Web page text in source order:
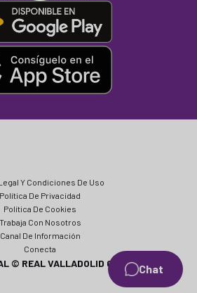
Chat
Y Condiciones De Uso
Política De Privacidad
Política De Cookies
Trabaja Con Nosotros
Canal De Información
Conecta
© REAL VALLADOLID CF 2024